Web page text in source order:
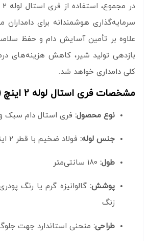
سرمایه‌گذاری هوشمندانه برای
علاوه بر تأمین آسایش دام و حفظ
بازدهی تولید شیر، کاهش هزینه‌های
کلی دامداری خواهد شد.
مشخصات فری استال لوله 2 اینچ (لوله6) 180
نوع محصول: فری استال دام سبک
جنس لوله: فولاد ضخیم با قطر 2 اینچ (لوله نمره 6)
طول:
پوشش: گالوانیزه گرم یا رنگ
زنگ
طراحی: منحنی استاندارد جهت